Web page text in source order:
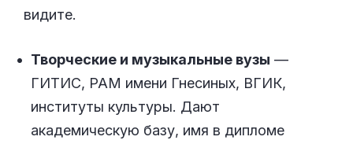
видите.
Творческие и музыкальные вузы —
ГИТИС, РАМ имени Гнесиных, ВГИК,
институты культуры. Дают
академическую базу, имя в дипломе